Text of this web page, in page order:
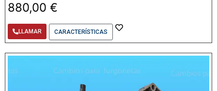
880,00 €
LLAMAR CARACTERÍSTICAS